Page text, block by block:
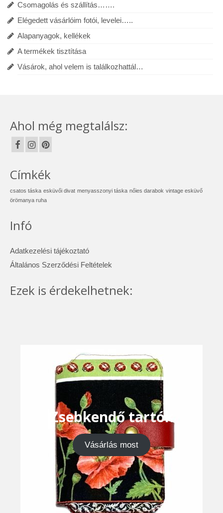
Csomagolás és szállítás…….
Elégedett vásárlóim fotói, levelei…..
Alapanyagok, kellékek
A termékek tisztítása
Vásárok, ahol velem is találkozhattál…
Ahol még megtalálsz:
Címkék
csatos táska esküvői divat menyasszonyi táska nőies darabok vintage esküvő
örömanya ruha
Infó
Adatkezelési tájékoztató
Általános Szerződési Feltételek
Ezek is érdekelhetnek:
Zsebkendő tartók
Vásárlás most